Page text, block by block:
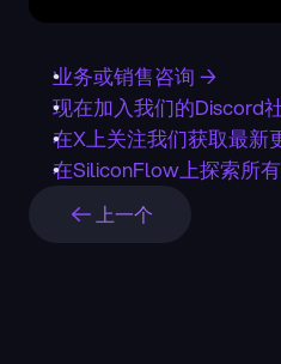
业务或销售咨询 →
现在加入我们的Discord
在X上关注我们获取最新
在SiliconFlow上探索所
上一个